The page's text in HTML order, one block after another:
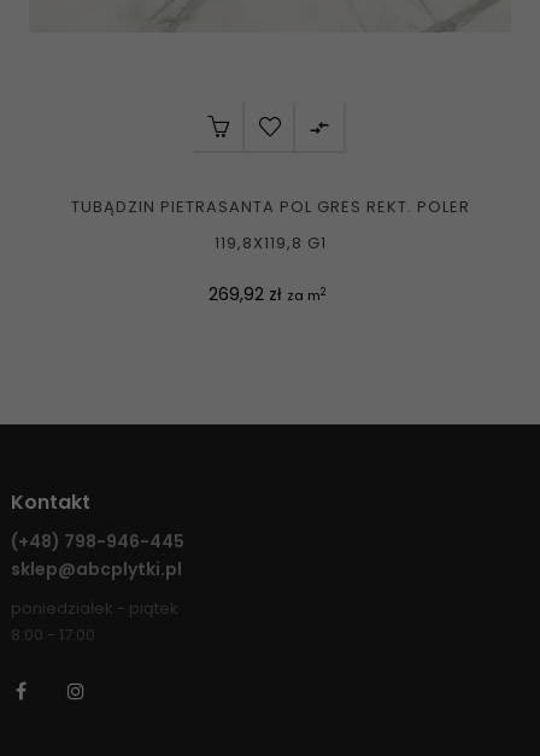

TUBĄDZIN PIETRASANTA POL GRES REKT. POLER
119,8X119,8 G1
Cena
269,92 zł za m2
Kontakt
(+48) 798-946-445
sklep@abcplytki.pl
poniedziałek - piątek
8:00 - 17:00
Facebook